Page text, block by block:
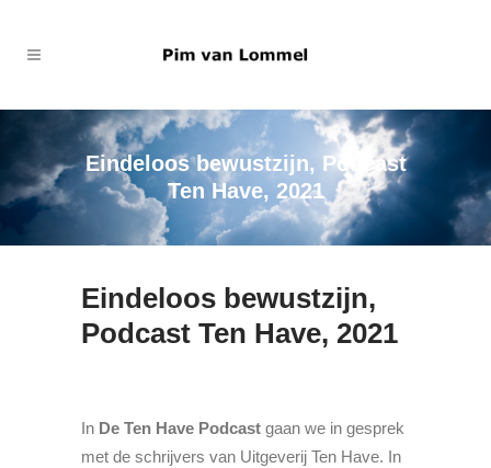
Eindeloos bewustzijn, Podcast
Ten Have, 2021
Eindeloos bewustzijn,
Podcast Ten Have, 2021
In De Ten Have Podcast gaan we in gesprek
met de schrijvers van Uitgeverij Ten Have. In